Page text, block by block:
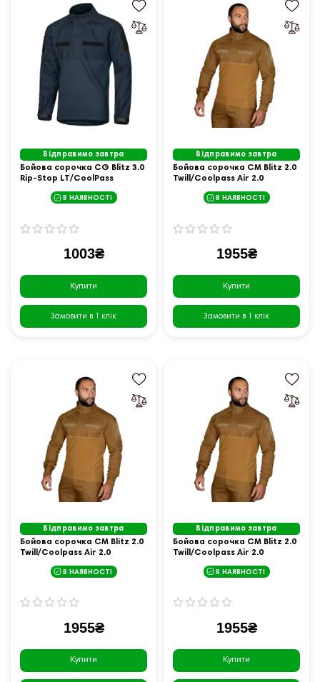
Відправимо завтра
Бойова сорочка CG Blitz 3.0
Rip-Stop LT/CoolPass
Темно-синя (7074), S
В НАЯВНОСТІ
1003₴
Купити
Замовити в 1 клік
Відправимо завтра
Бойова сорочка CM Blitz 2.0
Twill/Coolpass Air 2.0
Койот (7196), L
В НАЯВНОСТІ
1955₴
Купити
Замовити в 1 клік
Відправимо завтра
Бойова сорочка CM Blitz 2.0
Twill/Coolpass Air 2.0
В НАЯВНОСТІ
1955₴
Купити
Відправимо завтра
Бойова сорочка CM Blitz 2.0
Twill/Coolpass Air 2.0
В НАЯВНОСТІ
1955₴
Купити